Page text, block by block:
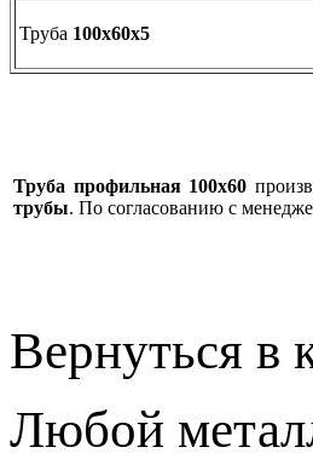
Труба 100х60х5
Труба профильная 100х60
трубы. По согласованию с
Вернуться в
Любой